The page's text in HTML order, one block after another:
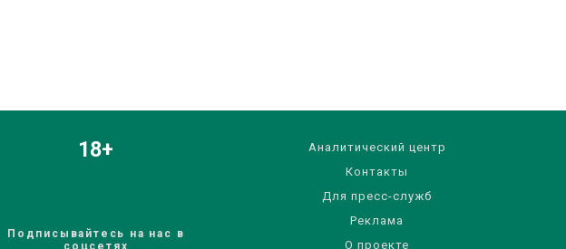
18+
Подписывайтесь на нас в
соцсетях
Аналитический центр
Контакты
Для пресс-служб
Реклама
О проекте